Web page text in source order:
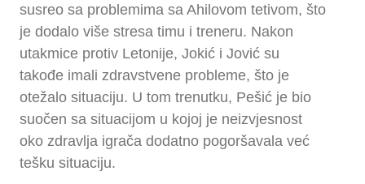
susreo sa problemima sa Ahilovom tetivom, što
je dodalo više stresa timu i treneru. Nakon
utakmice protiv Letonije, Jokić i Jović su
takođe imali zdravstvene probleme, što je
otežalo situaciju. U tom trenutku, Pešić je bio
suočen sa situacijom u kojoj je neizvjesnost
oko zdravlja igrača dodatno pogoršavala već
tešku situaciju.